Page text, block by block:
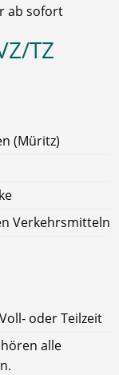
ab sofort
TZ
(Müritz)
Verkehrsmitteln
oder Teilzeit
alle